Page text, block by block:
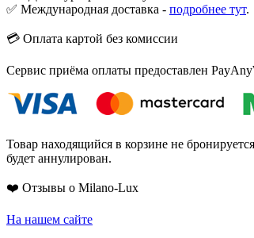
✅ Международная доставка - подробнее тут.
💳 Оплата картой без комиссии
Сервис приёма оплаты предоставлен
Товар находящийся в корзине не
будет аннулирован.
❤️ Отзывы о Milano-Lux
На нашем сайте